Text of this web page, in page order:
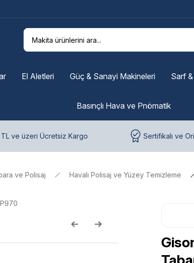
El Aletleri Güç & Sanayi Makineleri Sarf
Basınçlı Hava ve Pnömatik
ve üzeri Ücretsiz Kargo Sertifikalı ve
ve Polisaj Havalı Polisaj ve Yüzey Temizleme